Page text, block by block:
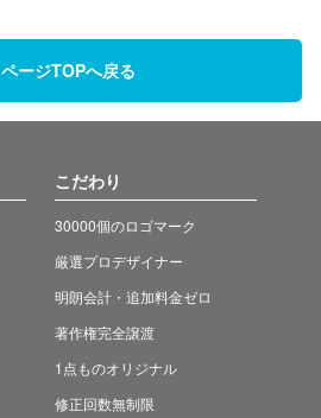
ページTOPへ戻る
こだわり
30000個のロゴマーク
厳選プロデザイナー
明朗会計・追加料金ゼロ
著作権完全譲渡
1点ものオリジナル
修正回数無制限